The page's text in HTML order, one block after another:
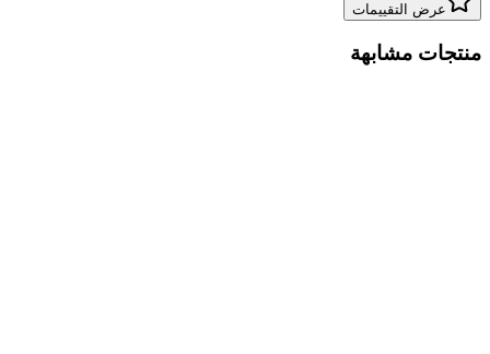
عرض التقييمات
منتجات مشابهة